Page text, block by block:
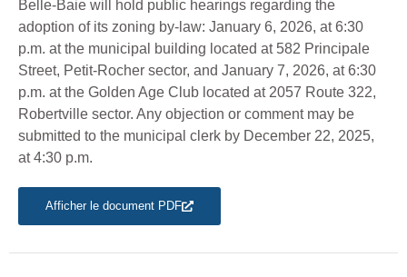
Belle-Baie will hold public hearings regarding the
adoption of its zoning by-law: January 6, 2026, at 6:30
p.m. at the municipal building located at 582 Principale
Street, Petit-Rocher sector, and January 7, 2026, at 6:30
p.m. at the Golden Age Club located at 2057 Route 322,
Robertville sector. Any objection or comment may be
submitted to the municipal clerk by December 22, 2025,
at 4:30 p.m.
Afficher le document PDF